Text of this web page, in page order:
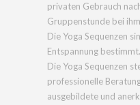
privaten Gebrauch
Gruppenstunde bei
Die Yoga Sequenzen
Entspannung bestimmt.
Die Yoga Sequenzen
professionelle
ausgebildete und